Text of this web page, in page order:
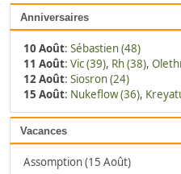
Anniversaires
10 Août: Sébastien (48)
11 Août: Vic (39), Rh (38),
12 Août: Siosron (24)
15 Août: Nukeflow (36),
Vacances
Assomption (15 Août)